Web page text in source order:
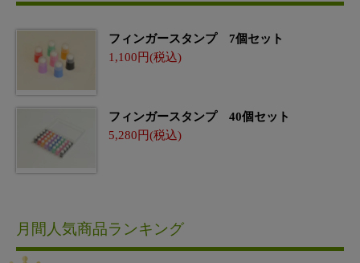
フィンガースタンプ 7個セット
1,100
フィンガースタンプ 40個セット
5,280
月間人気商品ランキング